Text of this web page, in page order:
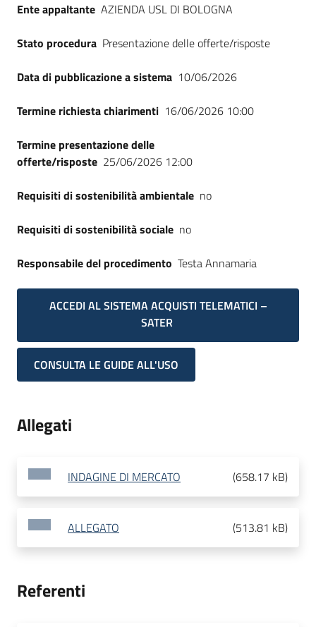
Ente appaltante AZIENDA USL DI BOLOGNA
Stato procedura Presentazione delle offerte/risposte
Data di pubblicazione a sistema 10/06/2026
Termine richiesta chiarimenti 16/06/2026 10:00
Termine presentazione delle
offerte/risposte 25/06/2026 12:00
Requisiti di sostenibilità ambientale no
Requisiti di sostenibilità sociale no
Responsabile del procedimento Testa Annamaria
ACCEDI AL SISTEMA ACQUISTI TELEMATICI –
SATER
CONSULTA LE GUIDE ALL'USO
Allegati
INDAGINE DI MERCATO (658.17 kB)
ALLEGATO (513.81 kB)
Referenti